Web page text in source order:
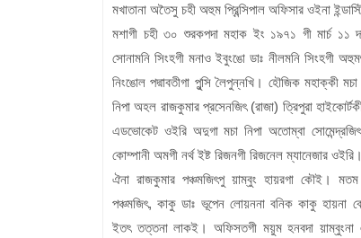
মখাতানা অতৈসু চহী অহুম প্রিন্সিপাল অফিসার ওইনা
মশাগী চহী ৩০ শুরকপদা মহাক ইং ১৯৭১ গী মার্চ ১১
সোনামনি সিংহগী মনাও ইবুংঙো ডাঃ নীলমনি সিংহগী
নিংঙোল পদ্মাবতীগা পুন্সি লৈপুন্নখি। হৌজিক মহাক্কী
নিপা অহল রাজকুমার প্রসেনজিৎ (রাজা) ত্রিপুরা
এডভোকেট ওইরি অদুগা মচা নিপা অতোম্বা সোমেন্দ্রজিৎ
কোম্পানী অমগী নর্থ ইষ্ট রিজনগী রিজনেল ম্যানেজার ওইরি।
ঐনা রাজকুমার পঞ্চমজিৎপু য়াম্বুং হায়রগা কৌই।
পঞ্চমজিৎ, কাকু ডাঃ ভূপেন লোয়ননা বনিক কাকু হায়না
ইতৎ তত্তনা লাকই। অফিসতগী ময়ুম হনবদা য়াম্বুংনা